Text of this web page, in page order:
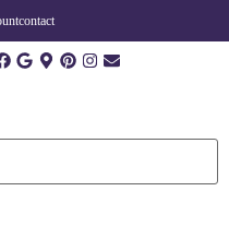
contact